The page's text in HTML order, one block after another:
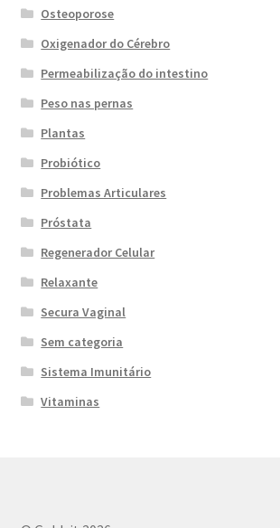
Osteoporose
Oxigenador do Cérebro
Permeabilização do intestino
Peso nas pernas
Plantas
Probiótico
Problemas Articulares
Próstata
Regenerador Celular
Relaxante
Secura Vaginal
Sem categoria
Sistema Imunitário
Vitaminas